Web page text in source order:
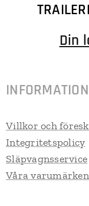
Din
INFORMATION
Villkor och
Integritetspolicy
Släpvagnsservice
Våra varumärken